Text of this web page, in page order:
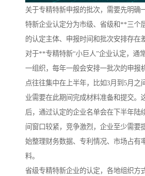
关于专精特新申报的批次，需要先明确
特新企业认定分为市级、省级和**三个
的认定主体、申报时间和批次安排存在
对于**专精特新“小巨人”企业认定，通
一组织，每年一般会安排一批次的申报
点往往集中在上半年，比如3月到5月之
业需要在此期间完成材料准备和提交。
后，通过认定的企业名单会在下半年陆
间窗口较紧，竞争激烈，企业至少需要
始整理财务数据、专利情况、市场占有
料。
省级专精特新企业的认定，各地组织方